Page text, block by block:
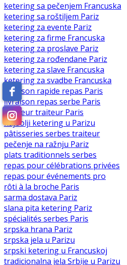
ketering sa pečenjem Francuska
ketering sa roštiljem Pariz
ketering za evente Pariz
ketering za firme Francuska
ketering za proslave Pariz
ketering za rođendane Pariz
ketering za slave Francuska
ketering za svadbe Francuska
livraison rapide repas Paris
livraison repas serbe Paris
meilleur traiteur Paris
najbolji ketering u Parizu
pâtisseries serbes traiteur
pečenje na ražnju Pariz
plats traditionnels serbes
repas pour célébrations privées
repas pour événements pro
rôti à la broche Paris
sarma dostava Pariz
slana pita ketering Pariz
spécialités serbes Paris
srpska hrana Pariz
srpska jela u Parizu
srpski ketering u Francuskoj
tradicionalna jela Srbije u Parizu